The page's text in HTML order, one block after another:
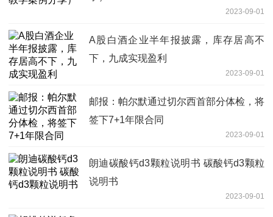
2023-09-01
A股白酒企业半年报披露，库存居高不
下，九成实现盈利
2023-09-01
邮报：帕尔默通过切尔西首部分体检，将
签下7+1年限合同
2023-09-01
朗迪碳酸钙d3颗粒说明书 碳酸钙d3颗粒
说明书
2023-09-01